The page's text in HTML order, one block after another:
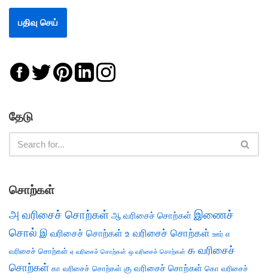
தேடு
சொற்கள்
அ வரிசைச் சொற்கள் ஆ வரிசைச் சொற்கள் இணைச்
சொல் இ வரிசைச் சொற்கள் உ வரிசைச் சொற்கள் ஊர் எ
வரிசைச் சொற்கள் ஏ வரிசைச் சொற்கள் ஒ வரிசைச் சொற்கள் க வரிசைச்
சொற்கள் கா வரிசைச் சொற்கள் கு வரிசைச் சொற்கள் கொ வரிசைச்